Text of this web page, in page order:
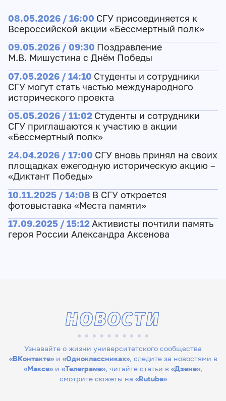
08.05.2026 / 16:00 СГУ присоединяется к
Всероссийской акции «Бессмертный полк»
09.05.2026 / 09:30 Поздравление
М.В. Мишустина с Днём Победы
07.05.2026 / 14:10 Студенты и сотрудники
СГУ могут стать частью международного
исторического проекта
05.05.2026 / 11:02 Студенты и сотрудники
СГУ приглашаются к участию в акции
«Бессмертный полк»
24.04.2026 / 17:00 СГУ вновь принял на своих
площадках ежегодную историческую акцию –
«Диктант Победы»
10.11.2025 / 14:08 В СГУ откроется
фотовыставка «Места памяти»
17.09.2025 / 15:12 Активисты почтили память
героя России Александра Аксенова
Узнавайте о жизни университетского сообщества
«ВКонтакте»и «Одноклассниках», следите за новостями в
«Максе» и «Телеграме», читайте статьи в «Дзене»,
смотрите сюжеты на «Rutube»
НОВОСТИ